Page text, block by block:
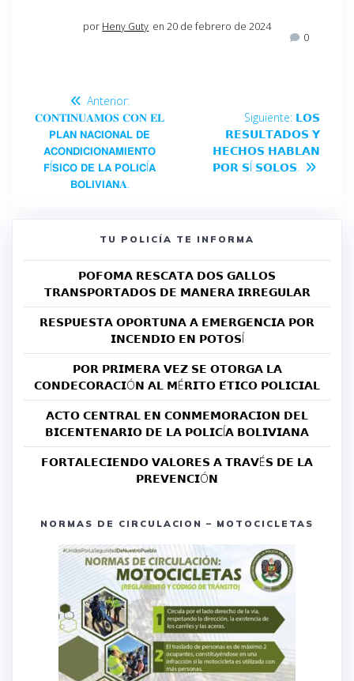
por Heny Guty en 20 de febrero de 2024
0
Anterior:
𝐂𝐎𝐍𝐓𝐈𝐍𝐔𝐀𝐌𝐎𝐒 𝐂𝐎𝐍 𝐄𝐋
𝗣𝗟𝗔𝗡 𝗡𝗔𝗖𝗜𝗢𝗡𝗔𝗟 𝗗𝗘
𝗔𝗖𝗢𝗡𝗗𝗜𝗖𝗜𝗢𝗡𝗔𝗠𝗜𝗘𝗡𝗧𝗢
𝗙Í𝗦𝗜𝗖𝗢 𝗗𝗘 𝗟𝗔 𝗣𝗢𝗟𝗜𝗖Í𝗔
𝗕𝗢𝗟𝗜𝗩𝗜𝗔𝗡𝐀.
Siguiente: 𝗟𝗢𝗦
𝗥𝗘𝗦𝗨𝗟𝗧𝗔𝗗𝗢𝗦 𝗬
𝗛𝗘𝗖𝗛𝗢𝗦 𝗛𝗔𝗕𝗟𝗔𝗡
𝗣𝗢𝗥 𝗦Í 𝗦𝗢𝗟𝗢𝗦.
TU POLICÍA TE INFORMA
𝗣𝗢𝗙𝗢𝗠𝗔 𝗥𝗘𝗦𝗖𝗔𝗧𝗔 𝗗𝗢𝗦 𝗚𝗔𝗟𝗟𝗢𝗦
𝗧𝗥𝗔𝗡𝗦𝗣𝗢𝗥𝗧𝗔𝗗𝗢𝗦 𝗗𝗘 𝗠𝗔𝗡𝗘𝗥𝗔 𝗜𝗥𝗥𝗘𝗚𝗨𝗟𝗔𝗥
𝗥𝗘𝗦𝗣𝗨𝗘𝗦𝗧𝗔 𝗢𝗣𝗢𝗥𝗧𝗨𝗡𝗔 𝗔 𝗘𝗠𝗘𝗥𝗚𝗘𝗡𝗖𝗜𝗔 𝗣𝗢𝗥
𝗜𝗡𝗖𝗘𝗡𝗗𝗜𝗢 𝗘𝗡 𝗣𝗢𝗧𝗢𝗦Í
𝗣𝗢𝗥 𝗣𝗥𝗜𝗠𝗘𝗥𝗔 𝗩𝗘𝗭 𝗦𝗘 𝗢𝗧𝗢𝗥𝗚𝗔 𝗟𝗔
𝗖𝗢𝗡𝗗𝗘𝗖𝗢𝗥𝗔𝗖𝗜Ó𝗡 𝗔𝗟 𝗠É𝗥𝗜𝗧𝗢 𝗘́𝗧𝗜𝗖𝗢 𝗣𝗢𝗟𝗜𝗖𝗜𝗔𝗟
𝗔𝗖𝗧𝗢 𝗖𝗘𝗡𝗧𝗥𝗔𝗟 𝗘𝗡 𝗖𝗢𝗡𝗠𝗘𝗠𝗢𝗥𝗔𝗖𝗜𝗢𝗡 𝗗𝗘𝗟
𝗕𝗜𝗖𝗘𝗡𝗧𝗘𝗡𝗔𝗥𝗜𝗢 𝗗𝗘 𝗟𝗔 𝗣𝗢𝗟𝗜𝗖Í𝗔 𝗕𝗢𝗟𝗜𝗩𝗜𝗔𝗡𝗔
𝗙𝗢𝗥𝗧𝗔𝗟𝗘𝗖𝗜𝗘𝗡𝗗𝗢 𝗩𝗔𝗟𝗢𝗥𝗘𝗦 𝗔 𝗧𝗥𝗔𝗩É𝗦 𝗗𝗘 𝗟𝗔
𝗣𝗥𝗘𝗩𝗘𝗡𝗖𝗜Ó𝗡
NORMAS DE CIRCULACION – MOTOCICLETAS